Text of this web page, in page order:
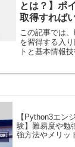
とは？】ポ
取得すれば
この記事では
を習得する入
トと基本情報
【Python3エン
験】難易度や勉
強方法やメリッ